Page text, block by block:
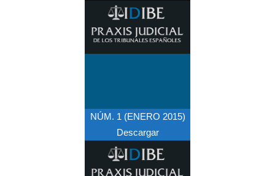
NÚM. 1 (ENERO 2015)
Descargar